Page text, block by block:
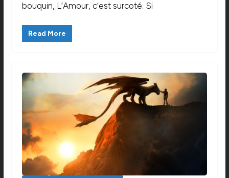
bouquin, L’Amour, c’est surcoté. Si
Read More